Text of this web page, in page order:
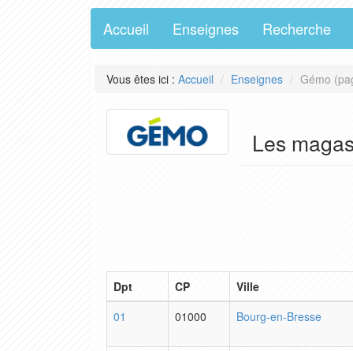
Accueil Enseignes Recherche
Vous êtes ici : Accueil Enseignes Gémo
Les
Dpt CP
Ville
01
01000 Bourg-en-Bresse